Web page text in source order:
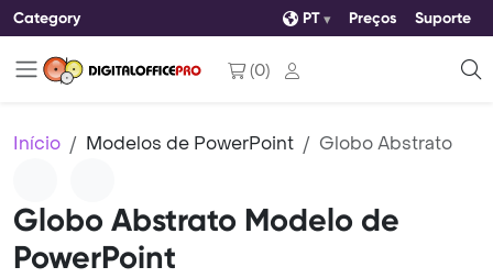
Category PT Preços Suporte
(0)
Início Modelos de PowerPoint Globo Abstrato
Globo Abstrato Modelo de
PowerPoint